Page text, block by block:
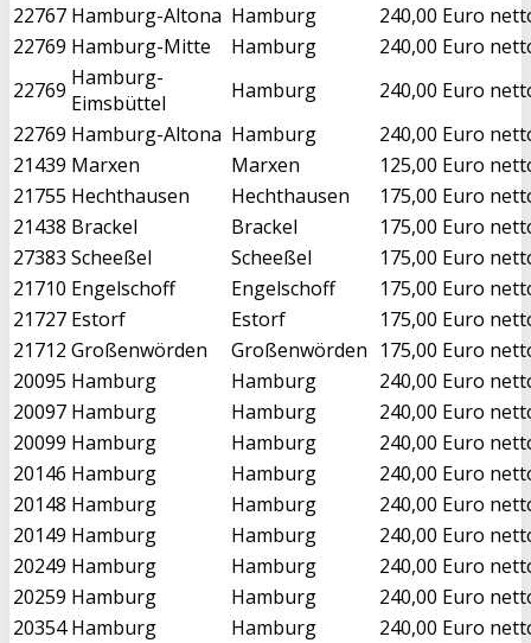
22767 Hamburg-Altona Hamburg
240,00 Euro
22769 Hamburg-Mitte Hamburg
240,00 Euro
22769 Hamburg-
Eimsbüttel
Hamburg
240,00 Euro
22769 Hamburg-Altona Hamburg
240,00 Euro
21439 Marxen Marxen
125,00 Euro
21755 Hechthausen Hechthausen
175,00 Euro
21438 Brackel Brackel
175,00 Euro
27383 Scheeßel Scheeßel
175,00 Euro
21710 Engelschoff Engelschoff
175,00 Euro
21727 Estorf Estorf
175,00 Euro
21712 Großenwörden Großenwörden 175,00 Euro
20095 Hamburg Hamburg
240,00 Euro
20097 Hamburg Hamburg
240,00 Euro
20099 Hamburg Hamburg
240,00 Euro
20146 Hamburg Hamburg
240,00 Euro
20148 Hamburg Hamburg
240,00 Euro
20149 Hamburg Hamburg
240,00 Euro
20249 Hamburg Hamburg
240,00 Euro
20259 Hamburg Hamburg
240,00 Euro
20354 Hamburg Hamburg
240,00 Euro